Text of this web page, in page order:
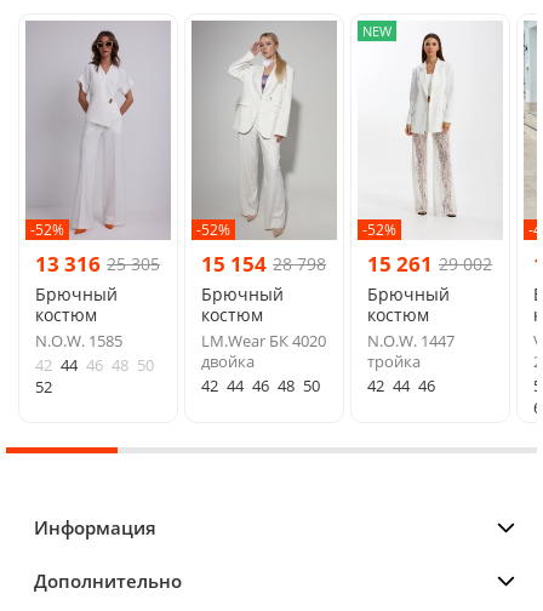
-52%
13 316 25 305
Брючный
костюм
N.O.W. 1585
42 44 46 48 50
52
-52%
15 154 28 798
Брючный
костюм
LM.Wear БК 4020
двойка
42 44 46 48 50
NEW
-52%
15 261 29 002
Брючный
костюм
N.O.W. 1447
тройка
42 44 46
-
Информация
Дополнительно